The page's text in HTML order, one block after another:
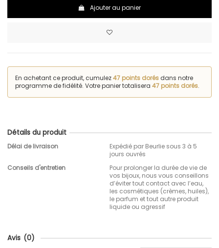
Ajouter au panier
En achetant ce produit, cumulez47 points dorésdans notre
programme de fidélité. Votre panier totalisera 47 points dorés.
Détails du produit
Délai de livraison
Expédié par Beurlie sous 3 à 5
jours ouvrés
Conseils d'entretien
Pour prolonger la durée de vie de
vos bijoux, nous vous conseillons
d’éviter tout contact avec l’eau,
les cosmétiques (crèmes, huiles),
le parfum et tout autre produit
liquide ou agressif
Avis (0)